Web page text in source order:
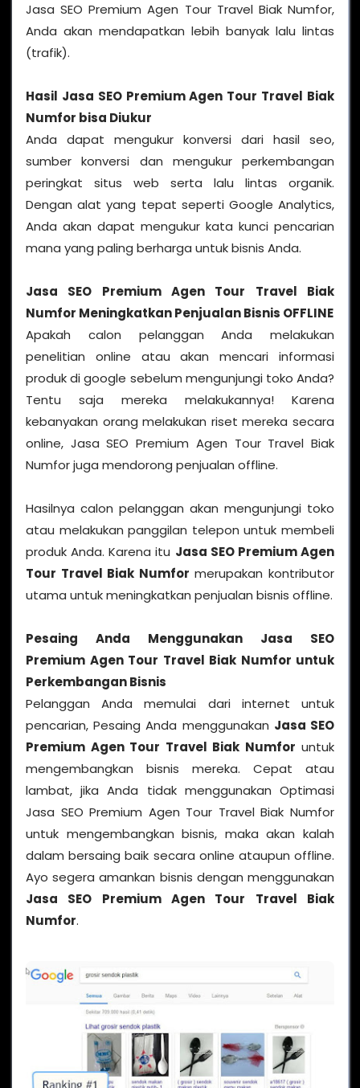
Jasa SEO Premium Agen Tour Travel Biak Numfor,
Anda akan mendapatkan lebih banyak lalu lintas
(trafik).
Hasil Jasa SEO Premium Agen Tour Travel Biak
Numfor bisa Diukur
Anda dapat mengukur konversi dari hasil seo,
sumber konversi dan mengukur perkembangan
peringkat situs web serta lalu lintas organik.
Dengan alat yang tepat seperti Google Analytics,
Anda akan dapat mengukur kata kunci pencarian
mana yang paling berharga untuk bisnis Anda.
Jasa SEO Premium Agen Tour Travel Biak
Numfor Meningkatkan Penjualan Bisnis OFFLINE
Apakah calon pelanggan Anda melakukan
penelitian online atau akan mencari informasi
produk di google sebelum mengunjungi toko Anda?
Tentu saja mereka melakukannya! Karena
kebanyakan orang melakukan riset mereka secara
online, Jasa SEO Premium Agen Tour Travel Biak
Numfor juga mendorong penjualan offline.
Hasilnya calon pelanggan akan mengunjungi toko
atau melakukan panggilan telepon untuk membeli
produk Anda. Karena itu Jasa SEO Premium Agen
Tour Travel Biak Numfor merupakan kontributor
utama untuk meningkatkan penjualan bisnis offline.
Pesaing Anda Menggunakan Jasa SEO
Premium Agen Tour Travel Biak Numfor untuk
Perkembangan Bisnis
Pelanggan Anda memulai dari internet untuk
pencarian, Pesaing Anda menggunakan Jasa SEO
Premium Agen Tour Travel Biak Numfor untuk
mengembangkan bisnis mereka. Cepat atau
lambat, jika Anda tidak menggunakan Optimasi
Jasa SEO Premium Agen Tour Travel Biak Numfor
untuk mengembangkan bisnis, maka akan kalah
dalam bersaing baik secara online ataupun offline.
Ayo segera amankan bisnis dengan menggunakan
Jasa SEO Premium Agen Tour Travel Biak
Numfor.